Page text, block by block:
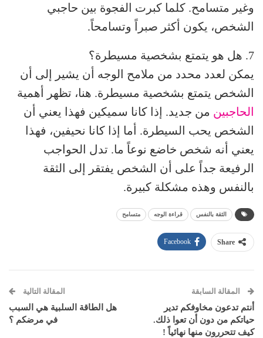
وغير متسامح. كلما كبرت الفجوة بين حاجبي
الشخص، يكون أكثر صبراً وتسامحاً.
7. هل هو يتمتع بشخصية مسيطرة؟
يمكن لعدد محدد من ملامح الوجه أن يشير إلى أن
الشخص يتمتع بشخصية مسيطرة. هنا، تظهر أهمية
الحاجبين من جديد. إذا كانا سميكين فهذا يعني أن
الشخص يحب السيطرة. أما إذا كانا نحيفين، فهذا
يعني أنه شخص خاضع نوعاً ما. تدل الحواجب
الرفيعة جداً على أن الشخص يفتقر إلى الثقة
بالنفس وهذه مشكلة كبيرة.
الثقة بالنفس قراءة الوجه متسامح
Share
Facebook
المقالة السابقة
أنتم تدعون مخاوفكم تدير
حياتكم من دون أن تعوا ذلك.
كيف تتحررون منها نهائياً !
المقالة التالية
هل الطاقة السلبية هي السبب
في مرضكم ؟